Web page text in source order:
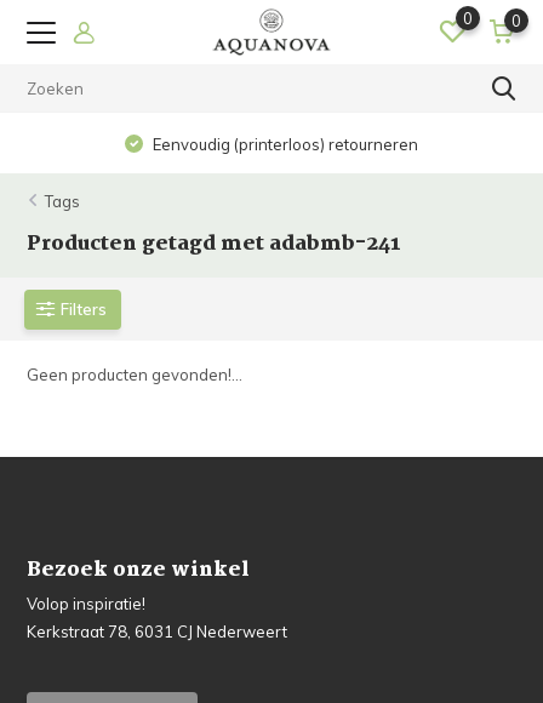
0 0
Eenvoudig (printerloos) retourneren
Tags
Producten getagd met adabmb-241
Filters
Geen producten gevonden!...
Bezoek onze winkel
Volop inspiratie!
Kerkstraat 78, 6031 CJ Nederweert